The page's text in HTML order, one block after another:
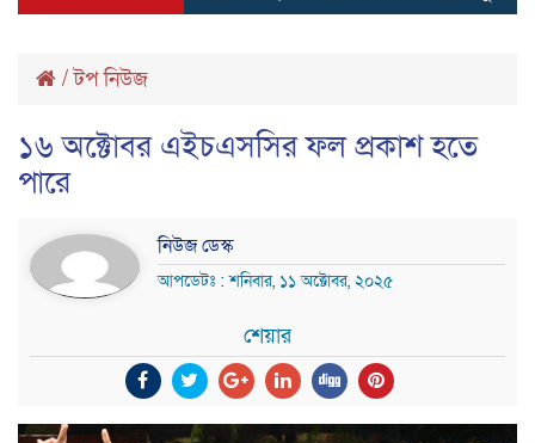
/টপ নিউজ
১৬ অক্টোবর এইচএসসির ফল প্রকাশ হতে
পারে
নিউজ ডেস্ক
আপডেটঃ : শনিবার, ১১ অক্টোবর, ২০২৫
শেয়ার